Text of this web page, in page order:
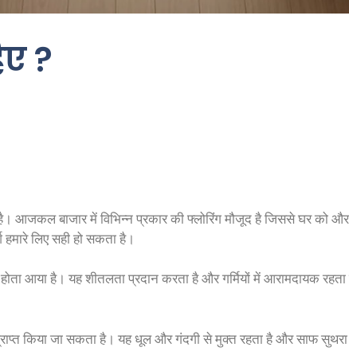
?
आजकल बाजार में विभिन्न प्रकार की फ्लोरिंग मौजूद है जिससे घर को
लिए सही हो सकता है।
आया है। यह शीतलता प्रदान करता है और गर्मियों में आरामदायक
किया जा सकता है। यह धूल और गंदगी से मुक्त रहता है और साफ सुथरा